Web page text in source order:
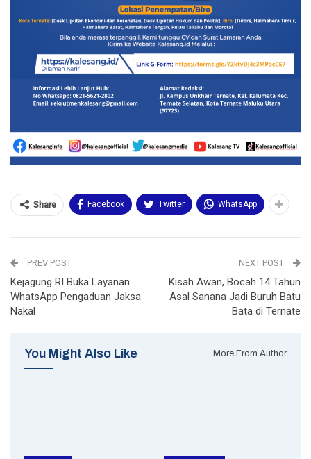
Share Facebook Twitter WhatsApp
PREV POST
Kejagung RI Buka Layanan
WhatsApp Pengaduan Jaksa
Nakal
NEXT POST
Kisah Awan, Bocah 14 Tahun
Asal Sanana Jadi Buruh Batu
Bata di Ternate
You Might Also Like More From Author